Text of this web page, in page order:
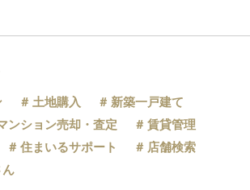
土地購入
新築一戸建て
ンション売却・査定
賃貸管理
住まいるサポート
店舗検索
ん